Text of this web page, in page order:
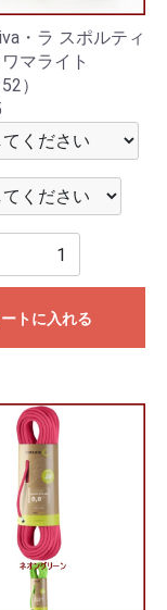
・ラ スポルティ
マライト
）
トに入れる